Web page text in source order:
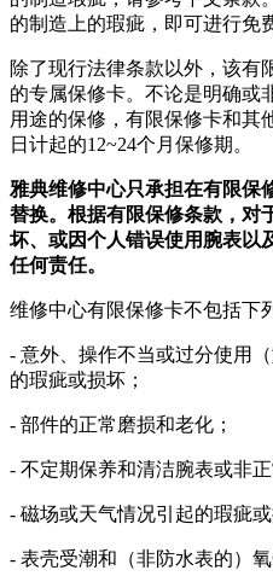
的制造上的瑕疵，即可进行免
除了现行法律条款以外，该有
的专属保修卡。不论是明确或
用途的保修，有限保修卡和其
日计起的12~24个月保修期。
雅典维修中心只承担在有限保
替换。根据有限保修条款，对
坏、或因个人错误使用腕表以
任何责任。
维修中心有限保修卡不包括下
- 意外、操作不当或过分使用
的瑕疵或损坏；
- 部件的正常磨损和老化；
- 不定期保养和清洁腕表或非正
- 磁场或天气情况引起的瑕疵或
- 表壳受潮和（非防水表的）氧